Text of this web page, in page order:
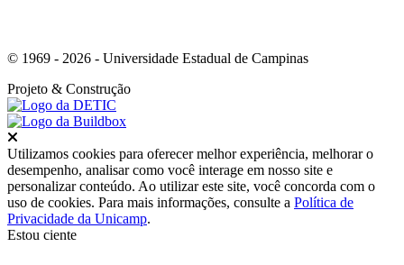
© 1969 - 2026 - Universidade Estadual de Campinas
Projeto & Construção
Utilizamos cookies para oferecer melhor experiência, melhorar o
desempenho, analisar como você interage em nosso site e
personalizar conteúdo. Ao utilizar este site, você concorda com o
uso de cookies. Para mais informações, consulte a Política de
Privacidade da Unicamp.
Estou ciente